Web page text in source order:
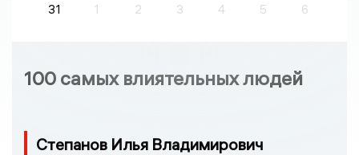
31
1 2 3 4 5 6
100 самых влиятельных людей
Степанов Илья Владимирович